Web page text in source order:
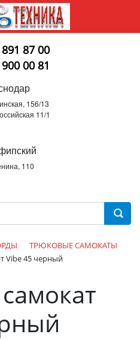
87 00
00 81
156/13
11/1
110
ТРЮКОВЫЕ САМОКАТЫ
Vibe 45 черный